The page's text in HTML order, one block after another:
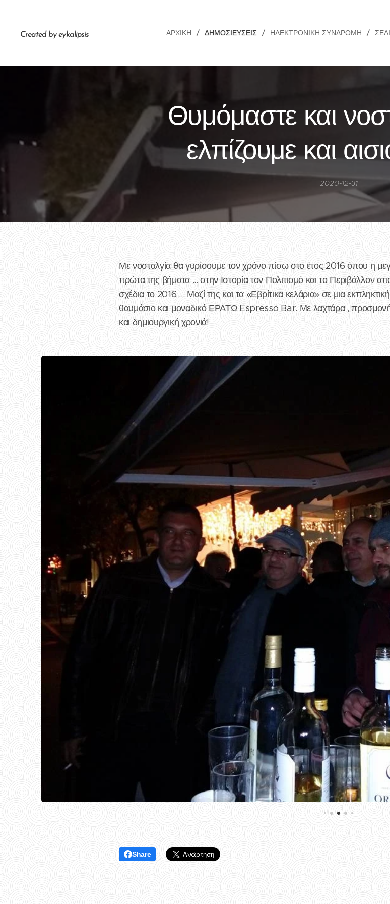
Created by eykalipsis ΑΡΧΙΚΉ ΔΗΜΟΣΙΕΎΣΕΙΣ ΗΛΕΚΤΡΟΝΙΚΉ ΣΥΝΔΡΟΜΉ
Θυμόμαστε και
ελπίζουμε και
2020-12-31
Με νοσταλγία θα γυρίσουμε τον χρόνο πίσω στο έτος 2016 όπου η
πρώτα της βήματα ... στην Ιστορία τον Πολιτισμό και το Περιβάλλον
σχέδια το 2016 ... Μαζί της και τα «Εβρίτικα κελάρια» σε μια
θαυμάσιο και μοναδικό ΕΡΑΤΩ Espresso Bar. Με λαχτάρα , προσμονή
και δημιουργική χρονιά!
Share